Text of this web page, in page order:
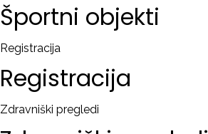
Športni objekti
Registracija
Registracija
Zdravniški pregledi